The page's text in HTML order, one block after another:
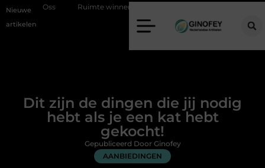
Nieuwe
artikelen
Ruimte winnen in de slaapkamer met een boxspring met opbergruimte
Dit zijn de dingen die jij nodig
hebt als je een kat hebt
gekocht!
AANBIEDINGEN
Gepubliceerd Door Ginofey